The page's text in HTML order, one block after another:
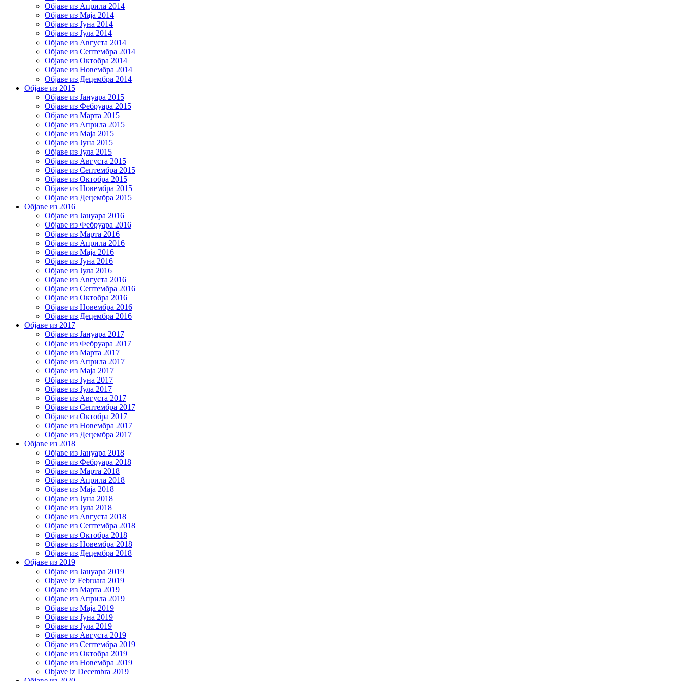
Објаве из Априла 2014
Објаве из Маја 2014
Објаве из Јуна 2014
Објаве из Јула 2014
Објаве из Августа 2014
Објаве из Септембра 2014
Објаве из Октобра 2014
Објаве из Новембра 2014
Објаве из Децембра 2014
Објаве из 2015
Објаве из Јануара 2015
Објаве из Фебруара 2015
Објаве из Марта 2015
Објаве из Априла 2015
Објаве из Маја 2015
Објаве из Јуна 2015
Објаве из Јула 2015
Објаве из Августа 2015
Објаве из Септембра 2015
Објаве из Октобра 2015
Објаве из Новембра 2015
Објаве из Децембра 2015
Објаве из 2016
Објаве из Јануара 2016
Објаве из Фебруара 2016
Објаве из Марта 2016
Објаве из Априла 2016
Објаве из Маја 2016
Објаве из Јуна 2016
Објаве из Јула 2016
Објаве из Августа 2016
Објаве из Септембра 2016
Објаве из Октобра 2016
Објаве из Новембра 2016
Објаве из Децембра 2016
Објаве из 2017
Објаве из Јануара 2017
Објаве из Фебруара 2017
Објаве из Марта 2017
Објаве из Априла 2017
Објаве из Маја 2017
Објаве из Јуна 2017
Објаве из Јула 2017
Објаве из Августа 2017
Објаве из Септембра 2017
Објаве из Октобра 2017
Објаве из Новембра 2017
Објаве из Децембра 2017
Објаве из 2018
Објаве из Јануара 2018
Објаве из Фебруара 2018
Објаве из Марта 2018
Објаве из Априла 2018
Објаве из Маја 2018
Објаве из Јуна 2018
Објаве из Јула 2018
Објаве из Августа 2018
Објаве из Септембра 2018
Објаве из Октобра 2018
Објаве из Новембра 2018
Објаве из Децембра 2018
Објаве из 2019
Објаве из Јануара 2019
Objave iz Februara 2019
Објаве из Марта 2019
Објаве из Априла 2019
Објаве из Маја 2019
Објаве из Јуна 2019
Објаве из Јула 2019
Објаве из Августа 2019
Објаве из Септембра 2019
Објаве из Октобра 2019
Објаве из Новембра 2019
Objave iz Decembra 2019